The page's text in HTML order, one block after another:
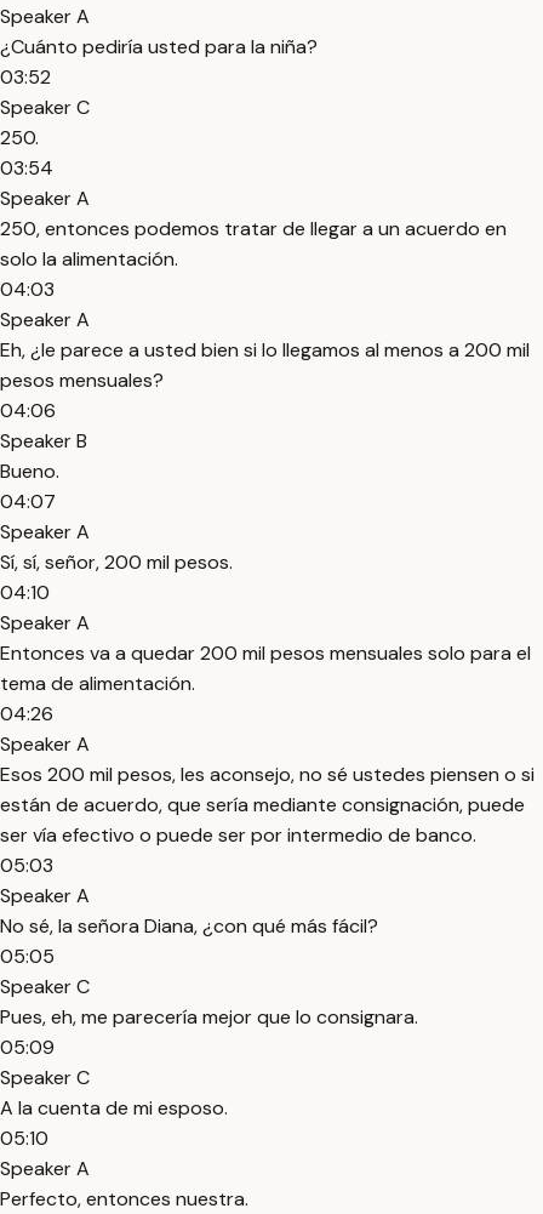
Speaker A
¿Cuánto pediría usted para la niña?
03:52
Speaker C
250.
03:54
Speaker A
250, entonces podemos tratar de llegar a un acuerdo en
solo la alimentación.
04:03
Speaker A
Eh, ¿le parece a usted bien si lo llegamos al menos a 200 mil
pesos mensuales?
04:06
Speaker B
Bueno.
04:07
Speaker A
Sí, sí, señor, 200 mil pesos.
04:10
Speaker A
Entonces va a quedar 200 mil pesos mensuales solo para el
tema de alimentación.
04:26
Speaker A
Esos 200 mil pesos, les aconsejo, no sé ustedes piensen o si
están de acuerdo, que sería mediante consignación, puede
ser vía efectivo o puede ser por intermedio de banco.
05:03
Speaker A
No sé, la señora Diana, ¿con qué más fácil?
05:05
Speaker C
Pues, eh, me parecería mejor que lo consignara.
05:09
Speaker C
A la cuenta de mi esposo.
05:10
Speaker A
Perfecto, entonces nuestra.